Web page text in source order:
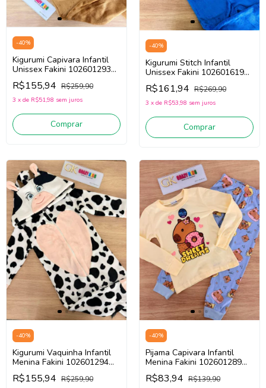
-40%
Kigurumi Capivara Infantil
Unissex Fakini 102601293
(Marrom)
R$155,94 R$259,90
3 x de R$51,98 sem juros
Comprar
-40%
Kigurumi Stitch Infantil
Unissex Fakini 102601619
(Azul)
R$161,94 R$269,90
3 x de R$53,98 sem juros
Comprar
-40%
Kigurumi Vaquinha Infantil
Menina Fakini 102601294
(Preto/Branco)
R$155,94 R$259,90
-40%
Pijama Capivara Infantil
Menina Fakini 102601289
(Amarelo/Azul)
R$83,94 R$139,90